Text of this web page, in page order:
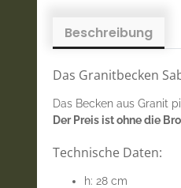
Beschreibung
Das Granitbecken
Das Becken aus Granit
Der Preis ist ohne die
Technische Daten:
h: 28 cm